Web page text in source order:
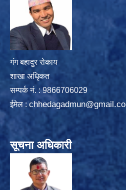
गंग बहादुर रोकाय
शाखा अधिृकत
सम्पर्क न‌ं. : 9866706029
ईमेल :
सूचना अधिकारी